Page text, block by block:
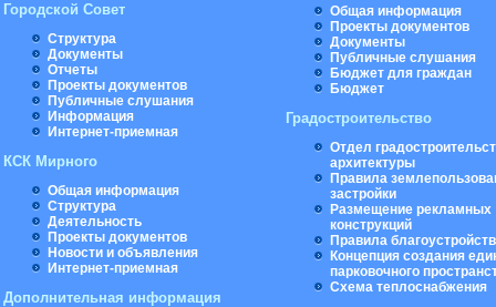
Городской Совет
Структура
Документы
Отчеты
Проекты документов
Публичные слушания
Информация
Интернет-приемная
КСК Мирного
Общая информация
Структура
Деятельность
Проекты документов
Новости и объявления
Интернет-приемная
Дополнительная информация
Общая информация
Проекты документов
Документы
Публичные слушания
Бюджет для граждан
Бюджет
Градостроительство
Отдел
архитектуры
Правила
застройки
Размещение рекламных
конструкций
Правила
Концепция создания
парковочного
Схема теплоснабжения